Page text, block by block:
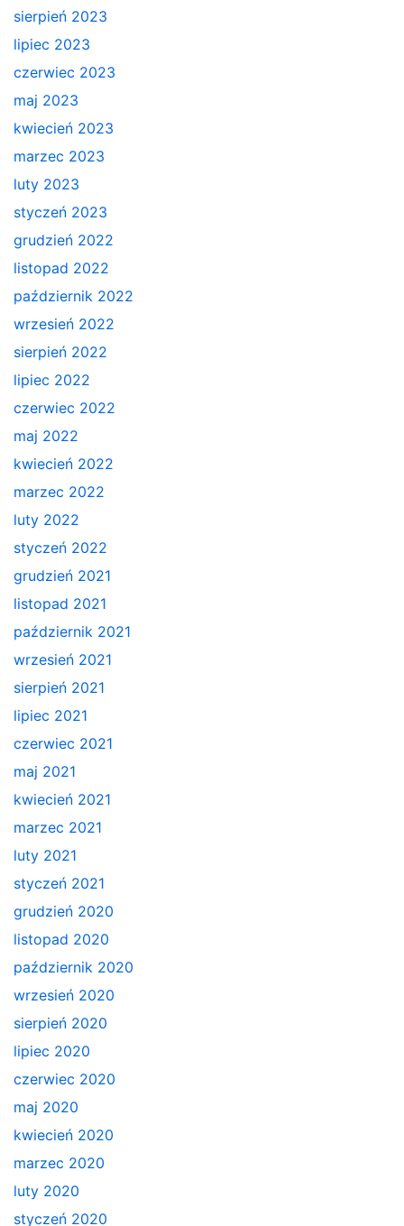
sierpień 2023
lipiec 2023
czerwiec 2023
maj 2023
kwiecień 2023
marzec 2023
luty 2023
styczeń 2023
grudzień 2022
listopad 2022
październik 2022
wrzesień 2022
sierpień 2022
lipiec 2022
czerwiec 2022
maj 2022
kwiecień 2022
marzec 2022
luty 2022
styczeń 2022
grudzień 2021
listopad 2021
październik 2021
wrzesień 2021
sierpień 2021
lipiec 2021
czerwiec 2021
maj 2021
kwiecień 2021
marzec 2021
luty 2021
styczeń 2021
grudzień 2020
listopad 2020
październik 2020
wrzesień 2020
sierpień 2020
lipiec 2020
czerwiec 2020
maj 2020
kwiecień 2020
marzec 2020
luty 2020
styczeń 2020